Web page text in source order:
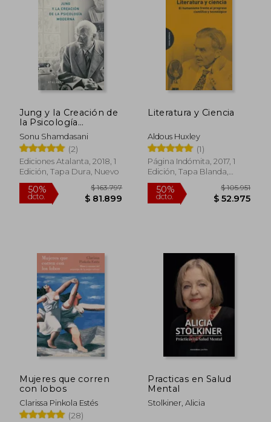
10% $ 47.900
$ 43.110
10%
dcto.
$ 42.900
$ 38.610
55%
dcto.
Jung y la Creación de
la Psicología
Moderna
Sonu Shamdasani
(2)
Ediciones Atalanta, 2018, 1
Edición, Tapa Dura, Nuevo
Literatura y Ciencia
Aldous Huxley
(1)
Página Indómita, 2017, 1
Edición, Tapa Blanda,
Nuevo
Mujeres que corren
con lobos
Clarissa Pinkola Estés
(28)
Practicas en Salud
Mental
Stolkiner, Alicia